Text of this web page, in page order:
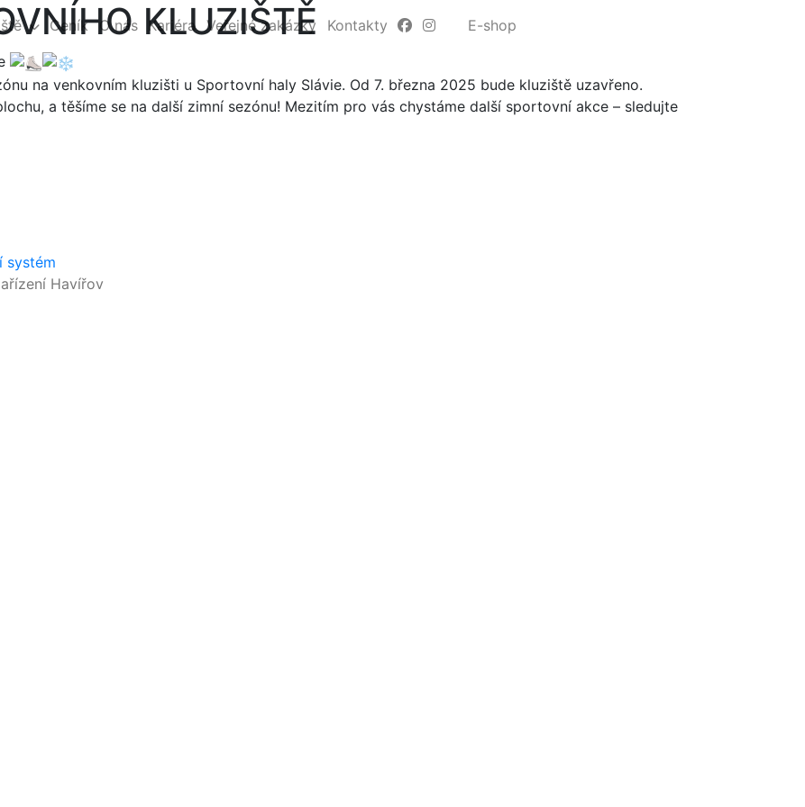
Ceník O nás Kariéra Veřejné zakázky Kontakty E-shop
KLUZIŠTĚ
na venkovním kluzišti u Sportovní haly Slávie. Od 7. března 2025 bude kluziště uzavřeno.
a těšíme se na další zimní sezónu! Mezitím pro vás chystáme další sportovní akce – sledujte
systém
Havířov